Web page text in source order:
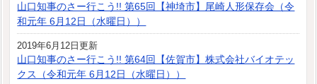
山口知事のさー行こう!! 第65回【神埼市】尾崎人形保存会（令
和元年 6月12日（水曜日））
2019年6月12日更新
山口知事のさー行こう!! 第64回【佐賀市】株式会社バイオテッ
クス（令和元年 6月12日（水曜日））